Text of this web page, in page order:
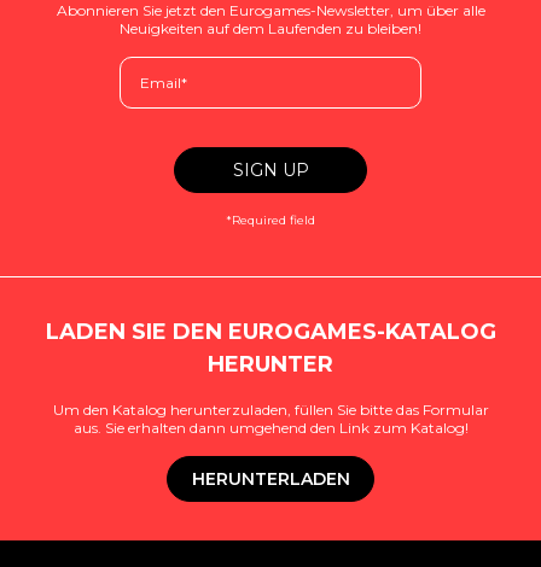
Abonnieren Sie jetzt den Eurogames-Newsletter, um über alle
Neuigkeiten auf dem Laufenden zu bleiben!
*Required field
LADEN SIE DEN EUROGAMES-KATALOG
HERUNTER
Um den Katalog herunterzuladen, füllen Sie bitte das Formular
aus. Sie erhalten dann umgehend den Link zum Katalog!
HERUNTERLADEN